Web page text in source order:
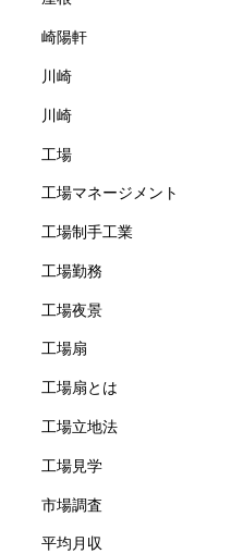
崎陽軒
川崎
川崎
工場
工場マネージメント
工場制手工業
工場勤務
工場夜景
工場扇
工場扇とは
工場立地法
工場見学
市場調査
平均月収